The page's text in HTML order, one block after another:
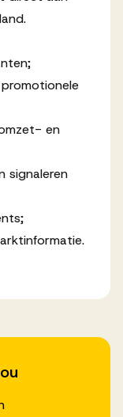
en
signaleren